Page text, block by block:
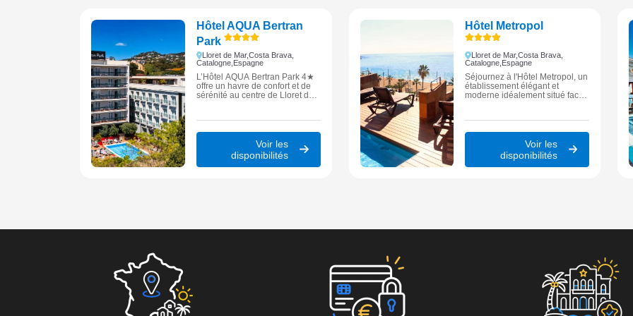
Hôtel AQUA Bertran
Park
Lloret de Mar,Costa Brava,
Catalogne, Espagne
L’Hôtel AQUA Bertran Park 4★
offre un havre de confort et de
sérénité au centre de Lloret de
méditerranéenne.
Voir les
disponibilités
Hôtel Metropol
Lloret de Mar,Costa Brava,
Catalogne, Espagne
Séjournez à l'Hôtel Metropol, un
établissement élégant et
moderne idéalement situé face
sur la mer pour une escapade
méditerranéenne raffinée.
Voir les
disponibilités